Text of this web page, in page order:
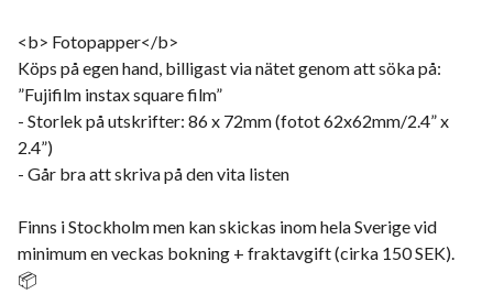
<b> Fotopapper</b>
Köps på egen hand, billigast via nätet genom att söka på:
”Fujifilm instax square film”
- Storlek på utskrifter: 86 x 72mm (fotot 62x62mm/2.4” x
2.4”)
- Går bra att skriva på den vita listen
Finns i Stockholm men kan skickas inom hela Sverige vid
minimum en veckas bokning + fraktavgift (cirka 150 SEK).
📦